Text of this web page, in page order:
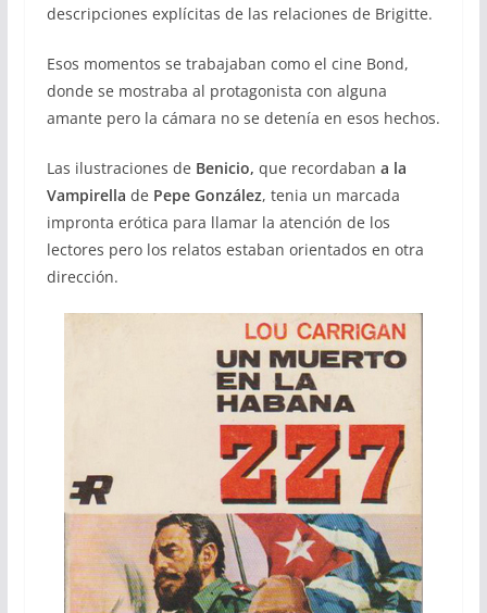
descripciones explícitas de las relaciones de Brigitte.
Esos momentos se trabajaban como el cine Bond,
donde se mostraba al protagonista con alguna
amante pero la cámara no se detenía en esos hechos.
Las ilustraciones de Benicio, que recordaban a la
Vampirella de Pepe González, tenia un marcada
impronta erótica para llamar la atención de los
lectores pero los relatos estaban orientados en otra
dirección.